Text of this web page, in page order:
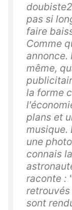
pas si
faire
Comme
annonce.
même,
la forme
plans et
musique.
une
connais
raconte :
sont